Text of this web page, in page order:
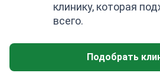
клинику, которая
всего.
Подобрать